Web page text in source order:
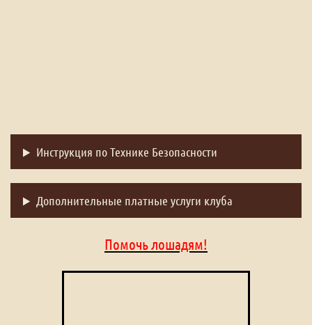
Инструкция по Технике Безопасности
Дополнительные платные услуги клуба
Помочь лошадям!